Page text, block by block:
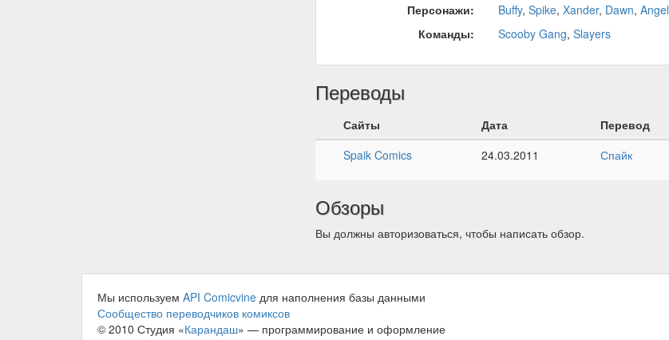
Персонажи:
Buffy, Spike, Xander, Dawn, Angel
Команды:
Scooby Gang, Slayers
Переводы
Сайты Дата Перевод
Spaik Comics
24.03.2011 Спайк
Обзоры
Вы должны авторизоваться, чтобы написать обзор.
Мы используем API Comicvine для наполнения базы данными
Сообщество переводчиков комиксов
© 2010 Студия «Карандаш» — программирование и оформление